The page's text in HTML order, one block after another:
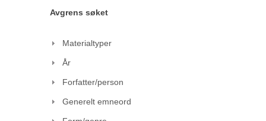
Avgrens søket
Materialtyper
År
Forfatter/person
Generelt emneord